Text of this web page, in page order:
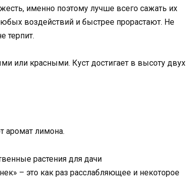
именно поэтому лучше всего сажать их
воздействий и быстрее прорастают. Не
терпит.
или красными. Куст достигает в высоту двух
аромат лимона.
растения для дачи
– это как раз расслабляющее и некоторое